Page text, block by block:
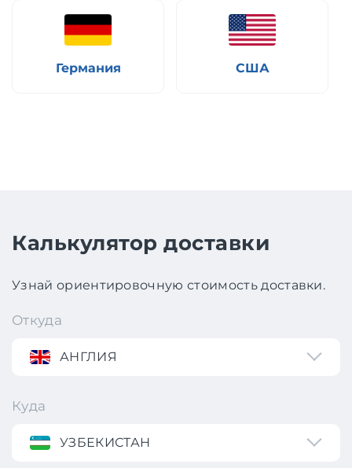
Германия США
Калькулятор доставки
Узнай ориентировочную стоимость доставки.
Откуда
АНГЛИЯ
Куда
УЗБЕКИСТАН